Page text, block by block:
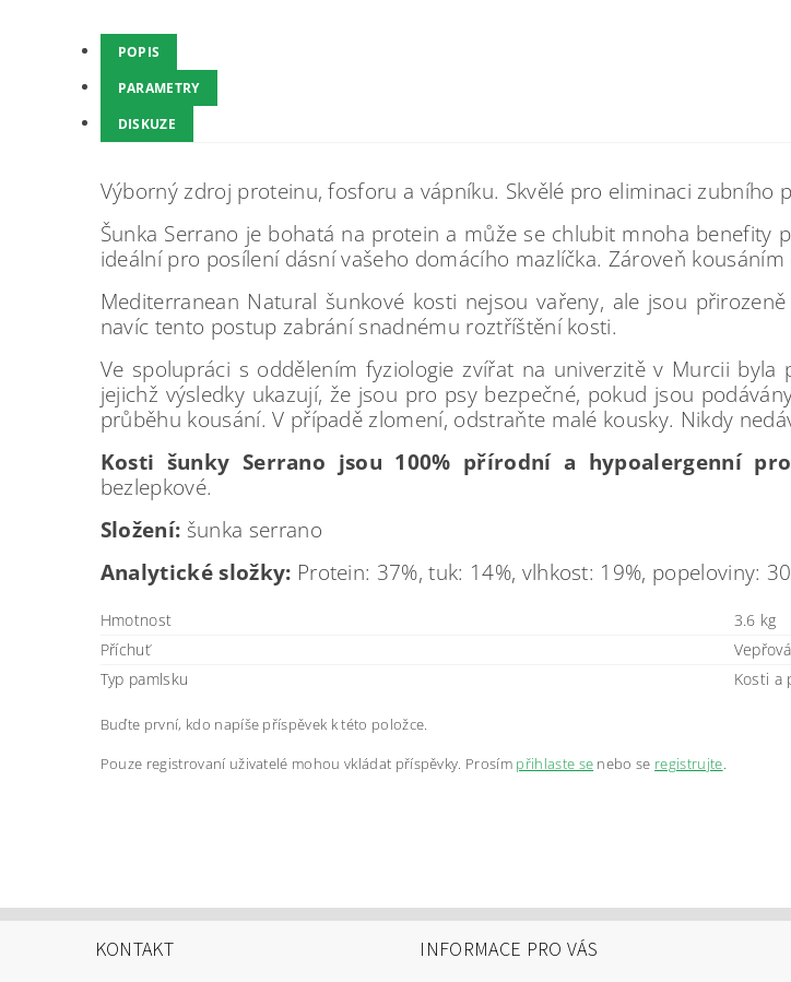
POPIS
PARAMETRY
DISKUZE
Výborný zdroj proteinu, fosforu a vápníku. Skvělé pro eliminaci zubního
Šunka Serrano je bohatá na protein a může se chlubit mnoha benefity
ideální pro posílení dásní vašeho domácího mazlíčka. Zároveň
Mediterranean Natural šunkové kosti nejsou vařeny, ale jsou
navíc tento postup zabrání snadnému roztříštění kosti.
Ve spolupráci s oddělením fyziologie zvířat na univerzitě v Murcii
jejichž výsledky ukazují, že jsou pro psy bezpečné, pokud jsou
průběhu kousání. V případě zlomení, odstraňte malé kousky. Nikdy
Kosti šunky Serrano jsou 100% přírodní a hypoalergenní
bezlepkové.
Složení: šunka serrano
Analytické složky: Protein: 37%, tuk: 14%, vlhkost: 19%, popeloviny:
Hmotnost
3.6 kg
Příchuť
Vepřová
Typ pamlsku
Kosti a
Buďte první, kdo napíše příspěvek k této položce.
Pouze registrovaní uživatelé mohou vkládat příspěvky. Prosím přihlaste se nebo se registrujte.
KONTAKT INFORMACE PRO VÁS